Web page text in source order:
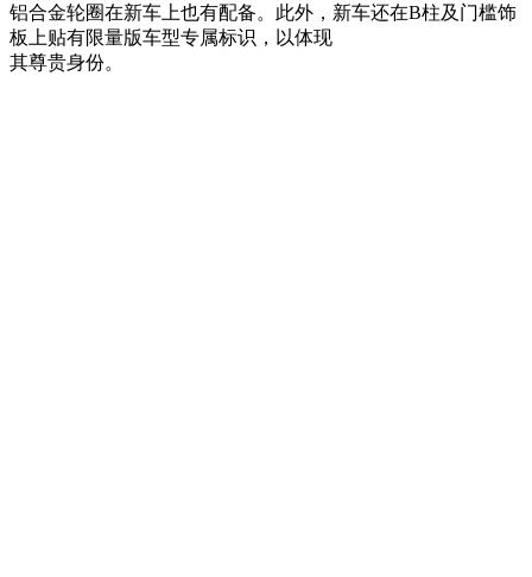
铝合金轮圈在新车上也有配备。此外，新车还在B柱及门槛饰
板上贴有限量版车型专属标识，以体现
其尊贵身份。